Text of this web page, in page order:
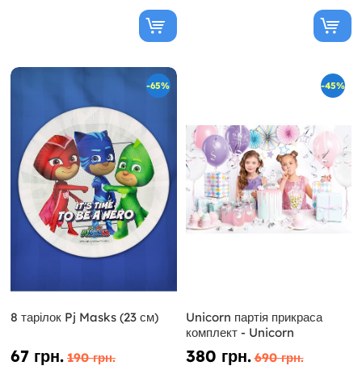
-65%
8 тарілок Pj Masks (23 см)
67 грн. 190 грн.
-45%
Unicorn партія прикраса
комплект - Unicorn
380 грн. 690 грн.